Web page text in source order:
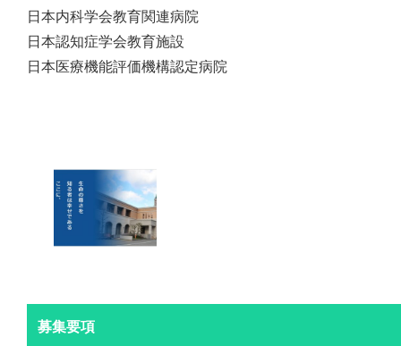
日本内科学会教育関連病院
日本認知症学会教育施設
日本医療機能評価機構認定病院
募集要項